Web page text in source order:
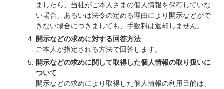
ましたら、当社がご本人さまの個人情報を保有していな
い場合、あるいは法令の定める理由により開示などがで
きない場合につきましても、手数料は返却しません。
開示などの求めに対する回答方法
ご本人が指定される方法で回答します。
開示などの求めに関して取得した個人情報の取り扱いに
ついて
開示などの求めにより取得した個人情報の利用目的は、